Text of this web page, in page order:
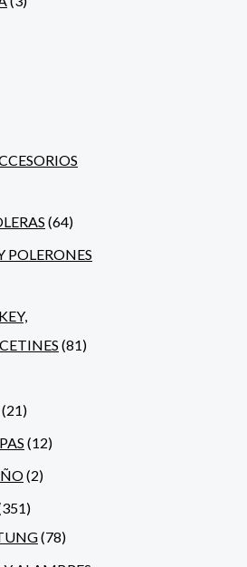
(64)
POLERONES
(81)
(21)
(12)
(2)
(78)